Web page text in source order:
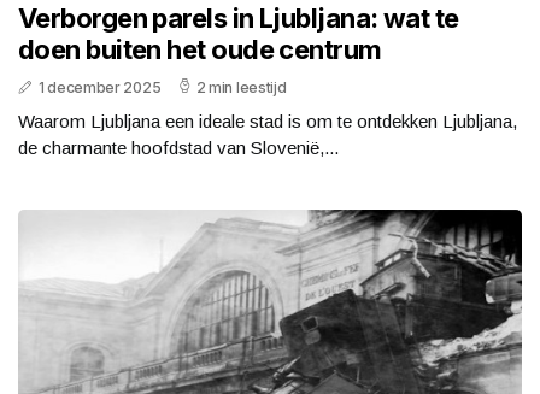
Verborgen parels in Ljubljana: wat te
doen buiten het oude centrum
1 december 2025 2 min leestijd
Waarom Ljubljana een ideale stad is om te ontdekken Ljubljana,
de charmante hoofdstad van Slovenië,...